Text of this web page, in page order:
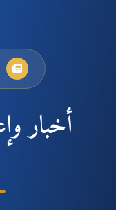
أخبار